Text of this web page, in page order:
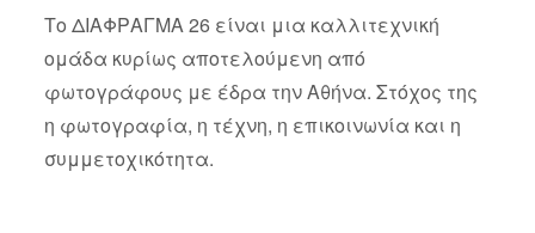
Το ΔΙΑΦΡΑΓΜΑ 26 είναι μια καλλιτεχνική
ομάδα κυρίως αποτελούμενη από
φωτογράφους με έδρα την Αθήνα. Στόχος της
η φωτογραφία, η τέχνη, η επικοινωνία και η
συμμετοχικότητα.